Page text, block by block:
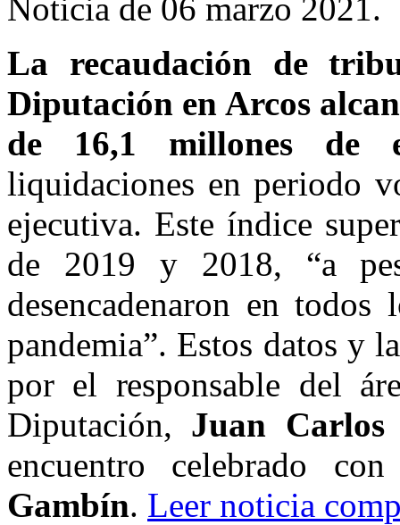
Noticia de 06 marzo 2021.
La recaudación de
Diputación en Arcos
de 16,1 millones de
liquidaciones en periodo
ejecutiva. Este índice
de 2019 y 2018, “a
desencadenaron en
pandemia”. Estos datos y
por el responsable del
Diputación, Juan
encuentro celebrado
Gambín. Leer noticia